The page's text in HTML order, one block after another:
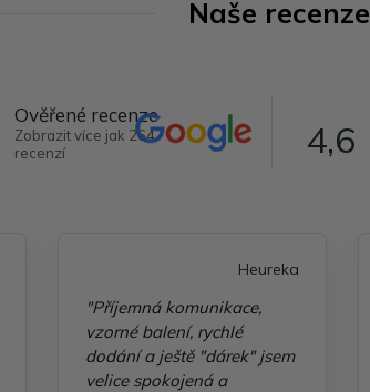
Naše recenze
Ověřené recenze
Zobrazit více jak 264
recenzí
4,6
Heureka
"Příjemná komunikace,
vzorné balení, rychlé
dodání a ještě "dárek" jsem
velice spokojená a